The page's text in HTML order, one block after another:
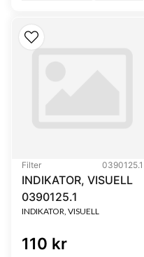
Filter 0390125.1
INDIKATOR, VISUELL
0390125.1
INDIKATOR, VISUELL
110 kr